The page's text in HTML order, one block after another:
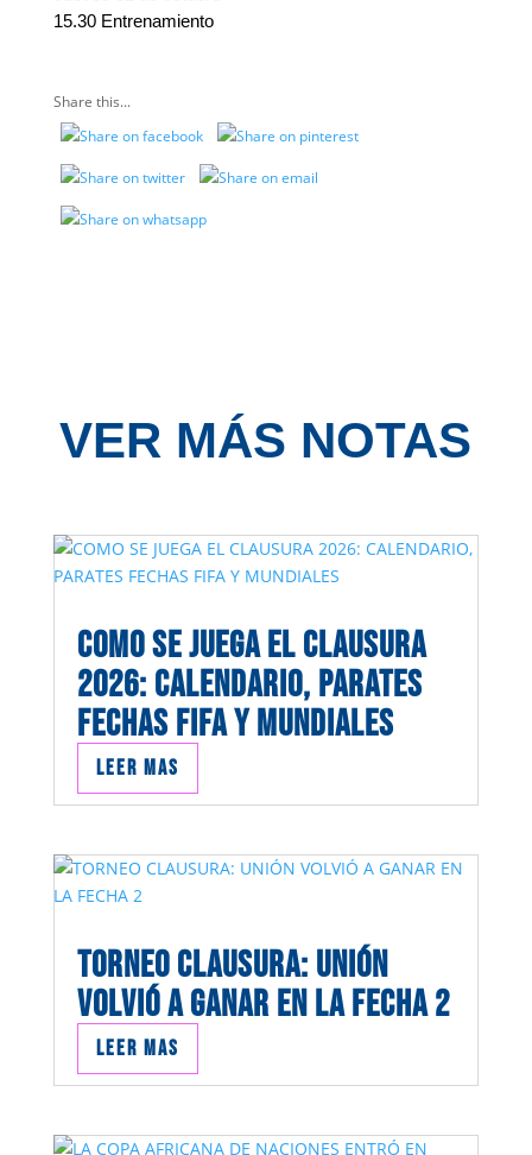
15.30 Entrenamiento
Share this...
VER MÁS NOTAS
COMO SE JUEGA EL CLAUSURA
2026: CALENDARIO, PARATES
FECHAS FIFA Y MUNDIALES
Leer mas
TORNEO CLAUSURA: UNIÓN
VOLVIÓ A GANAR EN LA FECHA 2
Leer mas